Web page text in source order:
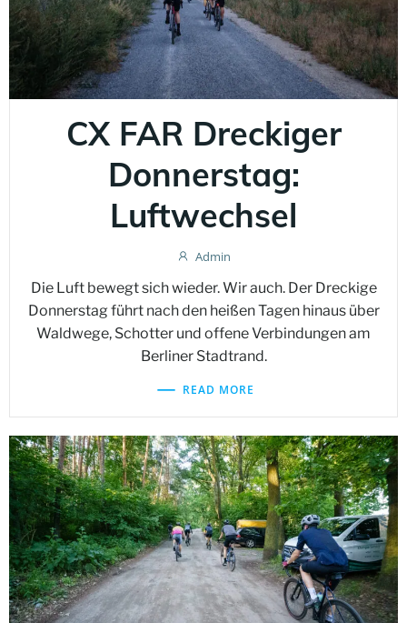
CX FAR Dreckiger
Donnerstag:
Luftwechsel
Admin
Die Luft bewegt sich wieder. Wir auch. Der Dreckige
Donnerstag führt nach den heißen Tagen hinaus über
Waldwege, Schotter und offene Verbindungen am
Berliner Stadtrand.
READ MORE